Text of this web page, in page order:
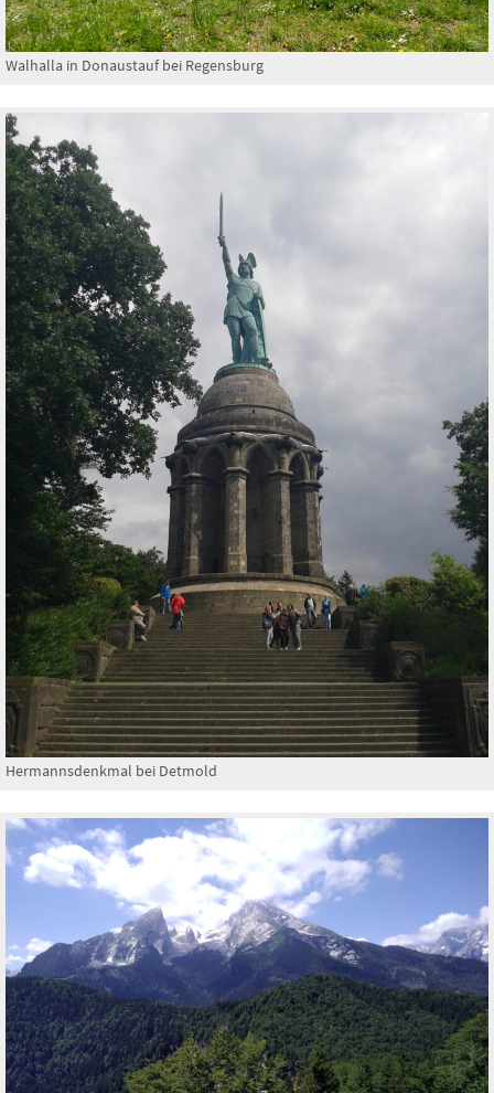
Walhalla in Donaustauf bei Regensburg
Hermannsdenkmal bei Detmold